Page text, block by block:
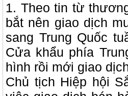
1. Theo tin từ
bắt nên giao dịch
sang Trung Quốc
Cửa khẩu phía
hình rồi mới giao
Chủ tịch Hiệp hội